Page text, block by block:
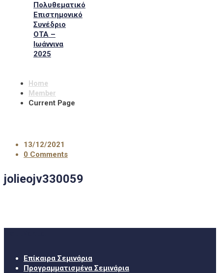
Πολυθεματικό
Επιστημονικό
Συνέδριο
ΟΤΑ –
Ιωάννινα
2025
Home
Member
Current Page
13/12/2021
0 Comments
jolieojv330059
Επίκαιρα Σεμινάρια
Προγραμματισμένα Σεμινάρια